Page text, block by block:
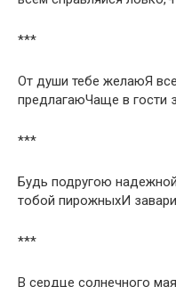
***
От души тебе желаюЯ
предлагаюЧаще в гости
***
Будь подругою
тобой пирожныхИ
***
В сердце солнечного